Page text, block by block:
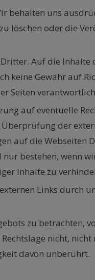
uns
löschen oder die
Auf die
keine Gewähr auf
Seiten
auf eventuelle
der
auf die
bestehen, wenn
Inhalte zu
Links durch
zu betrachten,
nicht,
davon unberührt.